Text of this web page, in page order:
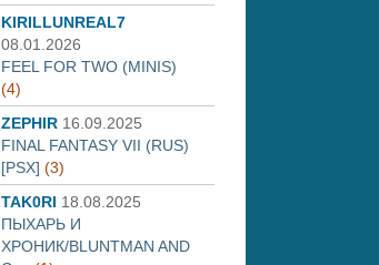
KIRILLUNREAL7
08.01.2026
FEEL FOR TWO (MINIS)
(4)
ZEPHIR 16.09.2025
FINAL FANTASY VII (RUS)
[PSX] (3)
TAK0RI 18.08.2025
ПЫХАРЬ И
ХРОНИК/BLUNTMAN AND